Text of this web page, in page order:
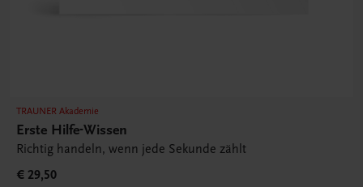
TRAUNER Akademie
Erste Hilfe-Wissen
Richtig handeln, wenn jede Sekunde zählt
€ 29,50